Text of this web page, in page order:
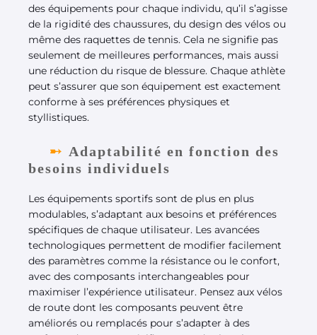
des équipements pour chaque individu, qu’il s’agisse
de la rigidité des chaussures, du design des vélos ou
même des raquettes de tennis. Cela ne signifie pas
seulement de meilleures performances, mais aussi
une réduction du risque de blessure. Chaque athlète
peut s’assurer que son équipement est exactement
conforme à ses préférences physiques et
styllistiques.
Adaptabilité en fonction des
besoins individuels
Les équipements sportifs sont de plus en plus
modulables, s’adaptant aux besoins et préférences
spécifiques de chaque utilisateur. Les avancées
technologiques permettent de modifier facilement
des paramètres comme la résistance ou le confort,
avec des composants interchangeables pour
maximiser l’expérience utilisateur. Pensez aux vélos
de route dont les composants peuvent être
améliorés ou remplacés pour s’adapter à des